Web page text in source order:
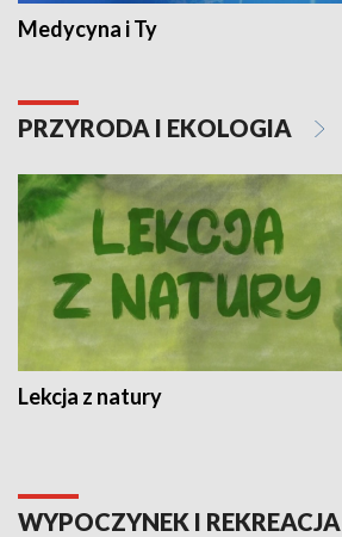
Medycyna i Ty
PRZYRODA I EKOLOGIA
Lekcja z natury
WYPOCZYNEK I REKREACJA